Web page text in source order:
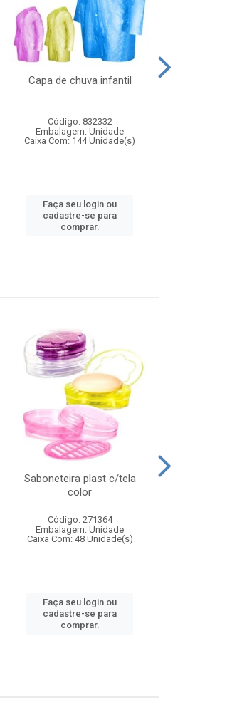
Capa de chuva infantil
Código: 832332
Embalagem: Unidade
Caixa Com: 144 Unidade(s)
Faça seu login ou
cadastre-se para
comprar.
Saboneteira plast c/tela
color
Código: 271364
Embalagem: Unidade
Caixa Com: 48 Unidade(s)
Faça seu login ou
cadastre-se para
comprar.